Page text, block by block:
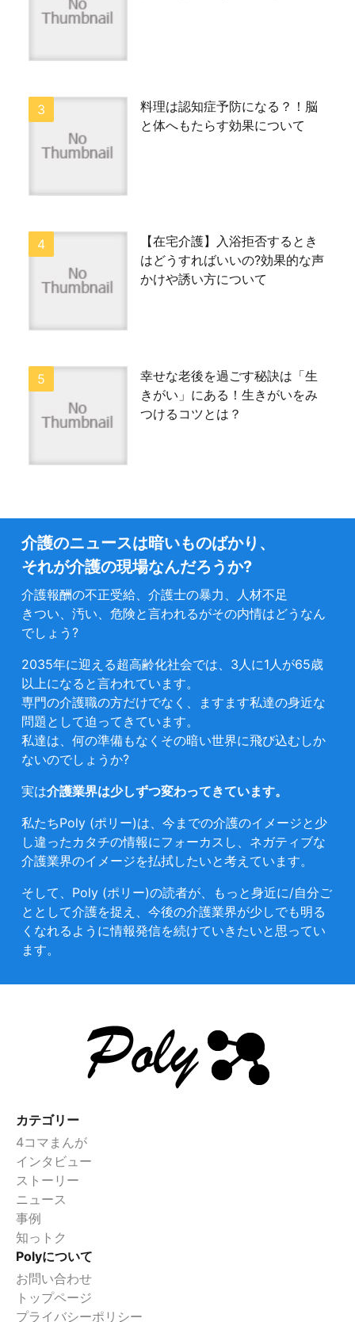
料理は認知症予防になる？！脳
と体へもたらす効果について
【在宅介護】入浴拒否するとき
はどうすればいいの?効果的な声
かけや誘い方について
幸せな老後を過ごす秘訣は「生
きがい」にある！生きがいをみ
つけるコツとは？
介護のニュースは暗いものばかり、
それが介護の現場なんだろうか?
介護報酬の不正受給、介護士の暴力、人材不足
きつい、汚い、危険と言われるがその内情はどうなん
でしょう?
2035年に迎える超高齢化社会では、3人に1人が65歳
以上になると言われています。
専門の介護職の方だけでなく、ますます私達の身近な
問題として迫ってきています。
私達は、何の準備もなくその暗い世界に飛び込むしか
ないのでしょうか?
実は介護業界は少しずつ変わってきています。
私たちPoly (ポリー)は、今までの介護のイメージと少
し違ったカタチの情報にフォーカスし、ネガティブな
介護業界のイメージを払拭したいと考えています。
そして、Poly (ポリー)の読者が、もっと身近に/自分ご
ととして介護を捉え、今後の介護業界が少しでも明る
くなれるように情報発信を続けていきたいと思ってい
ます。
カテゴリー
4コマまんが
インタビュー
ストーリー
ニュース
事例
知っトク
Polyについて
お問い合わせ
トップページ
プライバシーポリシー